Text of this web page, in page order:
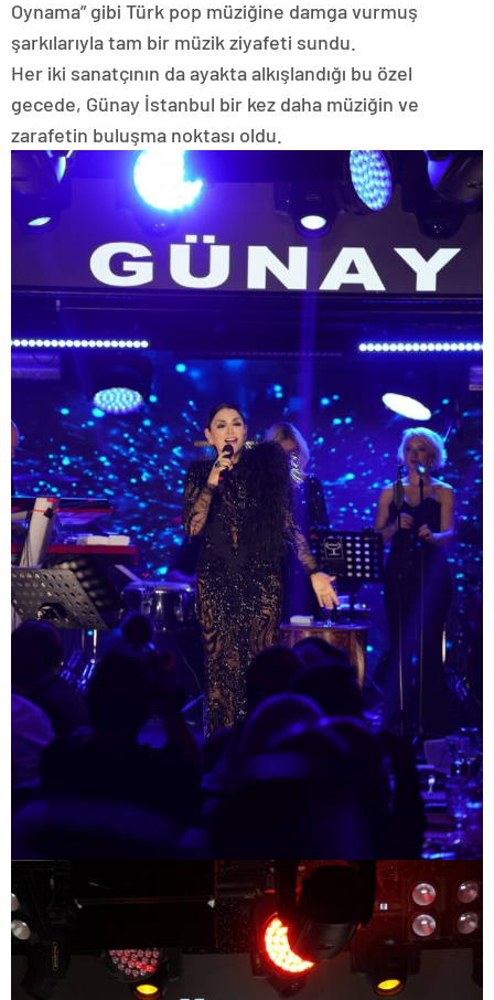
Oynama” gibi Türk pop müziğine damga vurmuş
şarkılarıyla tam bir müzik ziyafeti sundu.
Her iki sanatçının da ayakta alkışlandığı bu özel
gecede, Günay İstanbul bir kez daha müziğin ve
zarafetin buluşma noktası oldu.